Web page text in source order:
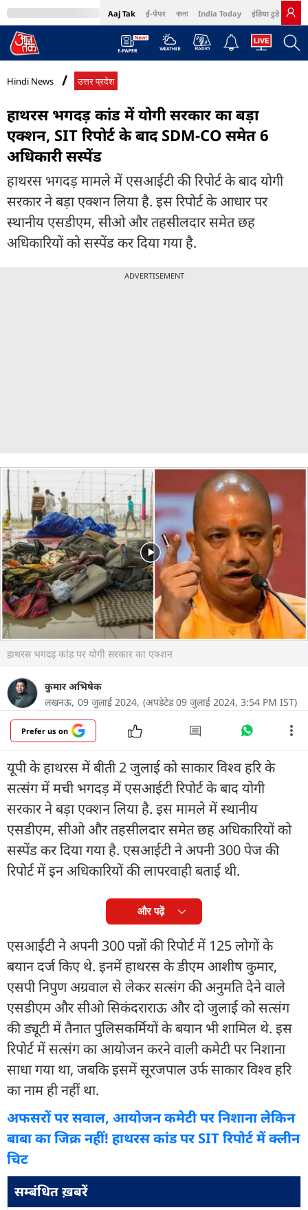
Aaj Tak ई-पेपर বাংলা India Today इंडिया टुडे हिंदी
MumbaiTak Cosmopolitan Harper's Bazaar Northeast
Hindi News उत्तर प्रदेश
हाथरस भगदड़ कांड में योगी सरकार का बड़ा
एक्शन, SIT रिपोर्ट के बाद SDM-CO समेत 6
अधिकारी सस्पेंड
हाथरस भगदड़ मामले में एसआईटी की रिपोर्ट के बाद योगी
सरकार ने बड़ा एक्शन लिया है. इस रिपोर्ट के आधार पर
स्थानीय एसडीएम, सीओ और तहसीलदार समेत छह
अधिकारियों को सस्पेंड कर दिया गया है.
ADVERTISEMENT
हाथरस भगदड़ कांड पर योगी सरकार का एक्शन
कुमार अभिषेक
लखनऊ, 09 जुलाई 2024, (अपडेटेड 09 जुलाई 2024, 3:54 PM IST)
Prefer us on
यूपी के हाथरस में बीती 2 जुलाई को साकार विश्व हरि के
सत्संग में मची भगदड़ में एसआईटी रिपोर्ट के बाद योगी
सरकार ने बड़ा एक्शन लिया है. इस मामले में स्थानीय
एसडीएम, सीओ और तहसीलदार समेत छह अधिकारियों को
सस्पेंड कर दिया गया है. एसआईटी ने अपनी 300 पेज की
रिपोर्ट में इन अधिकारियों की लापरवाही बताई थी.
और पढ़ें
एसआईटी ने अपनी 300 पन्नों की रिपोर्ट में 125 लोगों के
बयान दर्ज किए थे. इनमें हाथरस के डीएम आशीष कुमार,
एसपी निपुण अग्रवाल से लेकर सत्संग की अनुमति देने वाले
एसडीएम और सीओ सिकंदराराऊ और दो जुलाई को सत्संग
की ड्यूटी में तैनात पुलिसकर्मियों के बयान भी शामिल थे. इस
रिपोर्ट में सत्संग का आयोजन करने वाली कमेटी पर निशाना
साधा गया था, जबकि इसमें सूरजपाल उर्फ साकार विश्व हरि
का नाम ही नहीं था.
अफसरों पर सवाल, आयोजन कमेटी पर निशाना लेकिन
बाबा का जिक्र नहीं! हाथरस कांड पर SIT रिपोर्ट में क्लीन
चिट
सम्बंधित ख़बरें